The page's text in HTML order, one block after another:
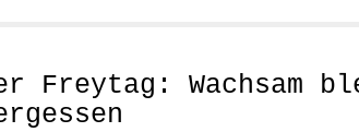
Freytag: Wachsam